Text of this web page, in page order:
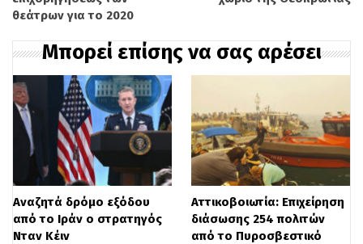
Η ανακοίνωση του κ. Αχιλλέα Νταβέλη:
θεάτρων για το 2020
Μπορεί επίσης να σας αρέσει
Αναζητά δρόμο εξόδου
από το Ιράν ο στρατηγός
Νταν Κέιν
Αττικοβοιωτία: Επιχείρηση
διάσωσης 254 πολιτών
από το Πυροσβεστικό